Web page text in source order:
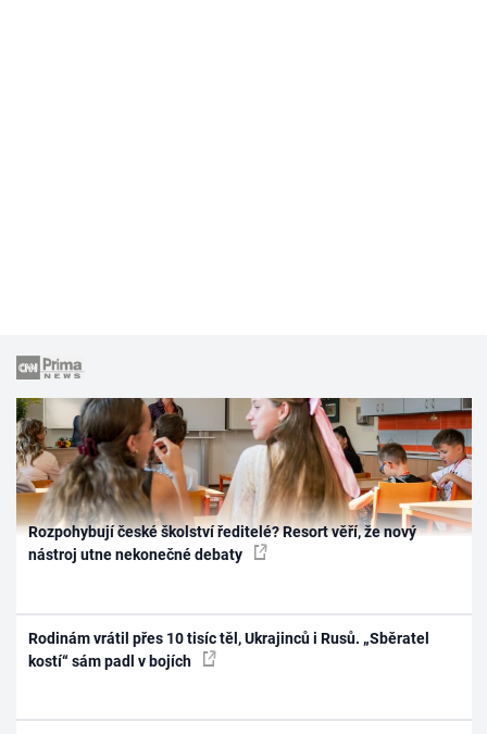
Rozpohybují české školství ředitelé? Resort věří, že nový
nástroj utne nekonečné debaty
Rodinám vrátil přes 10 tisíc těl, Ukrajinců i Rusů. „Sběratel
kostí“ sám padl v bojích